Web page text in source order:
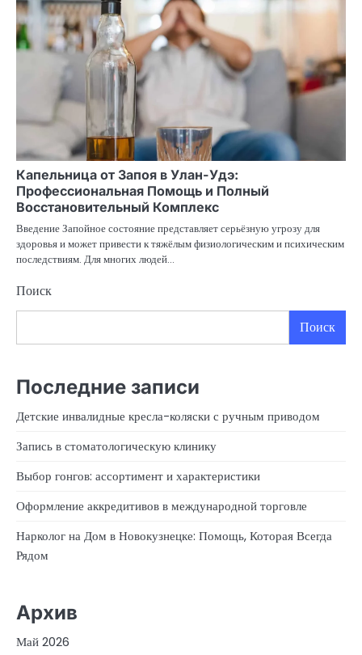
Капельница от Запоя в Улан-Удэ:
Профессиональная Помощь и Полный
Восстановительный Комплекс
Введение Запойное состояние представляет серьёзную угрозу для
здоровья и может привести к тяжёлым физиологическим и психическим
последствиям. Для многих людей…
Поиск
Поиск
Последние записи
Детские инвалидные кресла-коляски с ручным приводом
Запись в стоматологическую клинику
Выбор гонгов: ассортимент и характеристики
Оформление аккредитивов в международной торговле
Нарколог на Дом в Новокузнецке: Помощь, Которая Всегда
Рядом
Архив
Май 2026